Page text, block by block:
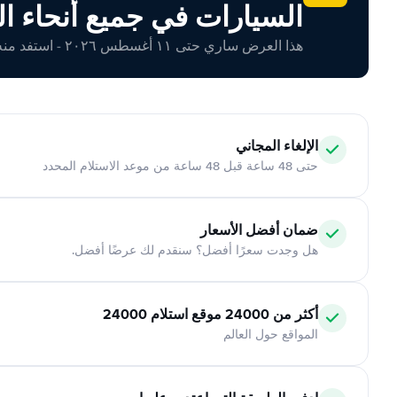
السيارات في جميع أنحاء
هذا العرض ساري حتى ١١ أغسطس ٢٠٢٦ - استفد منه اليوم!
الإلغاء المجاني
حتى 48 ساعة قبل 48 ساعة من موعد الاستلام المحدد
ضمان أفضل الأسعار
هل وجدت سعرًا أفضل؟ سنقدم لك عرضًا أفضل.
أكثر من 24000 موقع استلام 24000
المواقع حول العالم